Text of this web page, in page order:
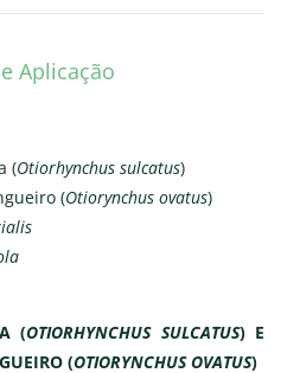
Aplicação
(Otiorhynchus sulcatus)
(Otiorynchus ovatus)
(OTIORHYNCHUS SULCATUS) E
(OTIORYNCHUS OVATUS)